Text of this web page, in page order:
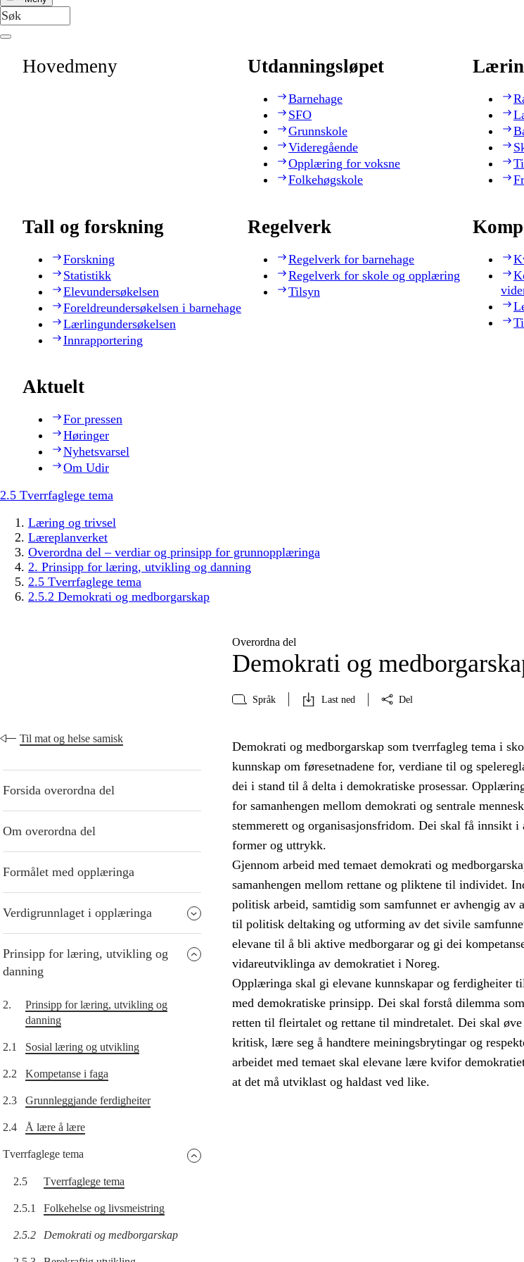
Hovedmeny Utdanningsløpet
Barnehage
SFO
Grunnskole
Videregående
Opplæring for voksne
Folkehøgskole
Tall og forskning
Forskning
Statistikk
Elevundersøkelsen
Foreldreundersøkelsen i barnehage
Lærlingundersøkelsen
Innrapportering
Regelverk
Regelverk for barnehage
Regelverk for skole og opplæring
Tilsyn
Aktuelt
For pressen
Høringer
Nyhetsvarsel
Om Udir
2.5 Tverrfaglege tema
Læring og trivsel
Læreplanverket
Overordna del – verdiar og prinsipp for grunnopplæringa
2. Prinsipp for læring, utvikling og danning
2.5 Tverrfaglege tema
2.5.2 Demokrati og medborgarskap
Overordna del
Demokrati og
Språk Last ned Del
Til mat og helse samisk
Forsida overordna del
Om overordna del
Formålet med opplæringa
Verdigrunnlaget i opplæringa
Prinsipp for læring, utvikling og
danning
2.
Prinsipp for læring, utvikling og
danning
2.1 Sosial læring og utvikling
2.2 Kompetanse i faga
2.3 Grunnleggjande ferdigheiter
2.4 Å lære å lære
Tverrfaglege tema
2.5 Tverrfaglege tema
2.5.1 Folkehelse og livsmeistring
2.5.2 Demokrati og medborgarskap
Demokrati og medborgarskap som tverrfagleg tema i
kunnskap om føresetnadene for, verdiane til og
dei i stand til å delta i demokratiske prosessar.
for samanhengen mellom demokrati og sentrale
stemmerett og organisasjonsfridom. Dei skal få innsikt
former og uttrykk.
Gjennom arbeid med temaet demokrati og
samanhengen mellom rettane og pliktene til individet.
politisk arbeid, samtidig som samfunnet er avhengig av
til politisk deltaking og utforming av det sivile
elevane til å bli aktive medborgarar og gi dei
vidareutviklinga av demokratiet i Noreg.
Opplæringa skal gi elevane kunnskapar og ferdigheiter
med demokratiske prinsipp. Dei skal forstå dilemma
retten til fleirtalet og rettane til mindretalet. Dei skal
kritisk, lære seg å handtere meiningsbrytingar og
arbeidet med temaet skal elevane lære kvifor
at det må utviklast og haldast ved like.